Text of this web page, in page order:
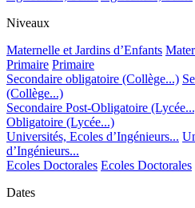
Niveaux
Maternelle et Jardins d’Enfants
Primaire Primaire
Secondaire obligatoire (Collège...)
(Collège...)
Secondaire Post-Obligatoire
Obligatoire (Lycée...)
Universités, Ecoles d’Ingénieurs...
d’Ingénieurs...
Ecoles Doctorales Ecoles Doctorales
Dates